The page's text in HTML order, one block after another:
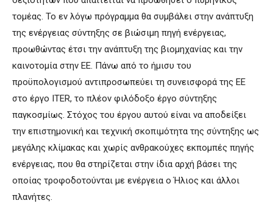
τομέας. Το εν λόγω πρόγραμμα θα συμβάλει στην ανάπτυξη
της ενέργειας σύντηξης σε βιώσιμη πηγή ενέργειας,
προωθώντας έτσι την ανάπτυξη της βιομηχανίας και την
καινοτομία στην ΕΕ. Πάνω από το ήμισυ του
προϋπολογισμού αντιπροσωπεύει τη συνεισφορά της ΕΕ
στο έργο ITER, το πλέον φιλόδοξο έργο σύντηξης
παγκοσμίως. Στόχος του έργου αυτού είναι να αποδείξει
την επιστημονική και τεχνική σκοπιμότητα της σύντηξης ως
μεγάλης κλίμακας και χωρίς ανθρακούχες εκπομπές πηγής
ενέργειας, που θα στηρίζεται στην ίδια αρχή βάσει της
οποίας τροφοδοτούνται με ενέργεια ο Ήλιος και άλλοι
πλανήτες.